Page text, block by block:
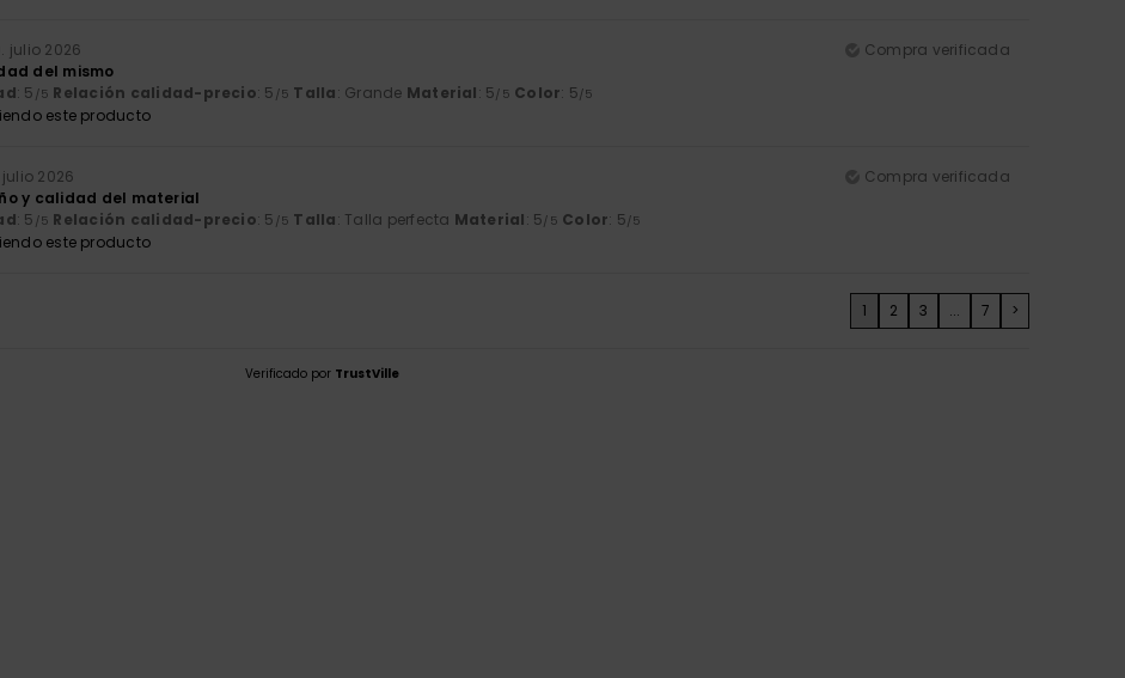
julio 2026
Compra verificada
del mismo
: 5 /5 Relación calidad-precio: 5 /5 Talla: Grande Material: 5 /5 Color: 5 /5
este producto
julio 2026
Compra verificada
y calidad del material
: 5 /5 Relación calidad-precio: 5 /5 Talla: Talla perfecta Material: 5 /5 Color: 5 /5
este producto
1 2 3 ... 7 >
Verificado por TrustVille